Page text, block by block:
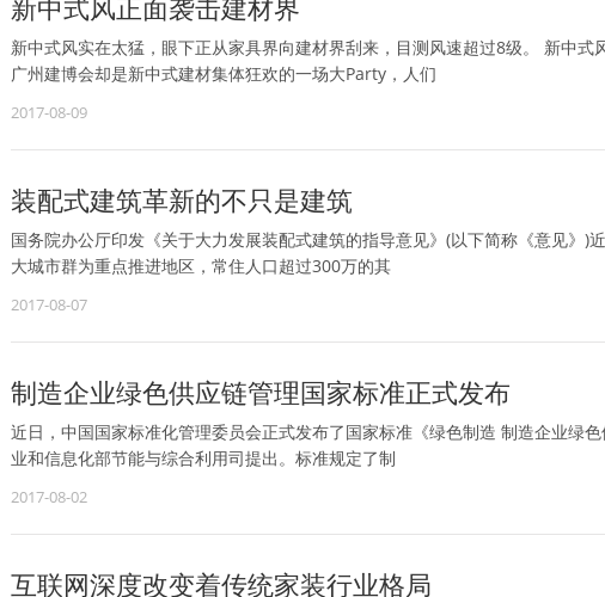
新中式风正面袭击建材界
新中式风实在太猛，眼下正从家具界向建材界刮来，目测风速超过8级。 新中
广州建博会却是新中式建材集体狂欢的一场大Party，人们
2017-08-09
装配式建筑革新的不只是建筑
国务院办公厅印发《关于大力发展装配式建筑的指导意见》(以下简称《意见》
大城市群为重点推进地区，常住人口超过300万的其
2017-08-07
制造企业绿色供应链管理国家标准正式发布
近日，中国国家标准化管理委员会正式发布了国家标准《绿色制造 制造企业绿
业和信息化部节能与综合利用司提出。标准规定了制
2017-08-02
互联网深度改变着传统家装行业格局